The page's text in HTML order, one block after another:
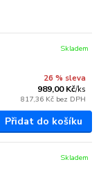
26 % sleva
989,00 Kč/ks
817,36 Kč bez DPH
Skladem
Přidat do košíku
Skladem